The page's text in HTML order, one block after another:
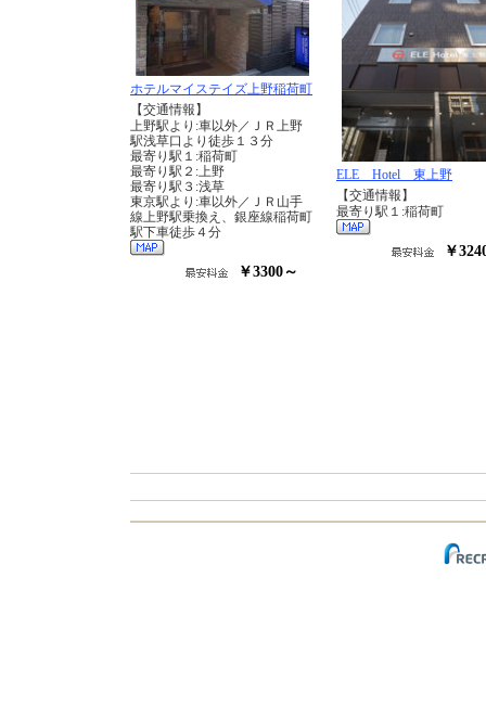
ホテルマイステイズ上野稲荷町
【交通情報】
上野駅より:車以外／ＪＲ上野
駅浅草口より徒歩１３分
最寄り駅１:稲荷町
最寄り駅２:上野
最寄り駅３:浅草
東京駅より:車以外／ＪＲ山手
線上野駅乗換え、銀座線稲荷町
駅下車徒歩４分
￥3300～
ELE Hotel 東上野
【交通情報】
最寄り駅１:稲荷町
￥